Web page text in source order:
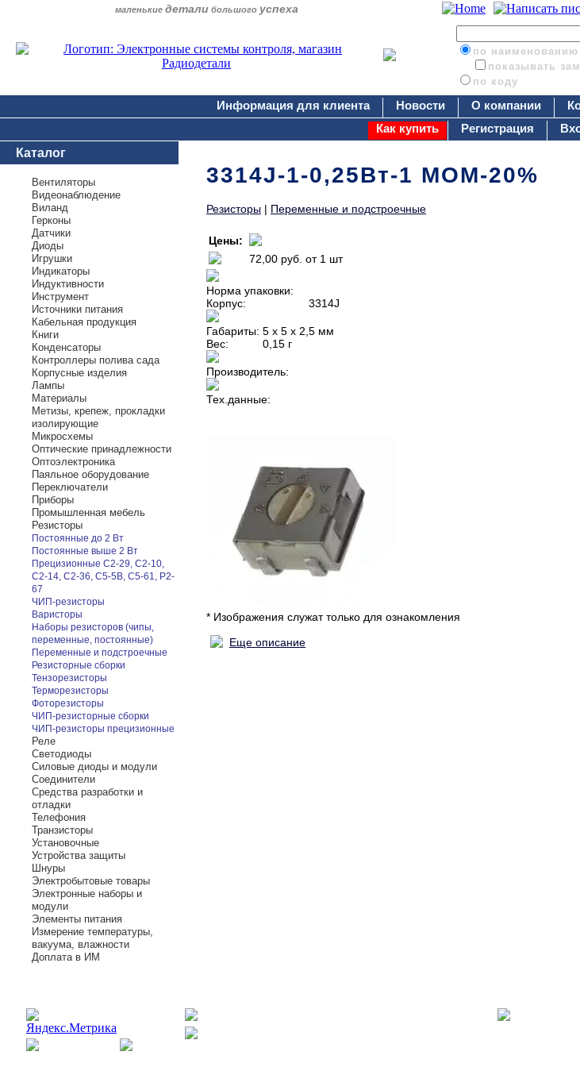
маленькие детали большого успеха
по наименованию
показывать
по коду
Информация для клиента Новости О компании
Как купить
Регистрация
Каталог
Вентиляторы
Видеонаблюдение
Виланд
Герконы
Датчики
Диоды
Игрушки
Индикаторы
Индуктивности
Инструмент
Источники питания
Кабельная продукция
Книги
Конденсаторы
Контроллеры полива сада
Корпусные изделия
Лампы
Материалы
Метизы, крепеж, прокладки
изолирующие
Микросхемы
Оптические принадлежности
Оптоэлектроника
Паяльное оборудование
Переключатели
Приборы
Промышленная мебель
Резисторы
Постоянные до 2 Вт
Постоянные выше 2 Вт
Прецизионные С2-29, С2-10,
С2-14, С2-36, С5-5В, С5-61, Р2-
67
ЧИП-резисторы
Варисторы
Наборы резисторов (чипы,
переменные, постоянные)
Переменные и подстроечные
Резисторные сборки
Тензорезисторы
Терморезисторы
Фоторезисторы
ЧИП-резисторные сборки
ЧИП-резисторы прецизионные
Реле
Светодиоды
Силовые диоды и модули
Соединители
Средства разработки и
отладки
Телефония
Транзисторы
Установочные
Устройства защиты
Шнуры
Электробытовые товары
Электронные наборы и
модули
Элементы питания
Измерение температуры,
вакуума, влажности
Доплата в ИМ
3314J-1-0,25Вт-1 МОМ-20%
Резисторы | Переменные и подстроечные
Цены:
72,00 руб. от 1 шт
Норма упаковки:
Корпус:
3314J
Габариты: 5 х 5 х 2,5 мм
Вес:
0,15 г
Производитель:
Тех.данные:
* Изображения служат только для ознакомления
Еще описание